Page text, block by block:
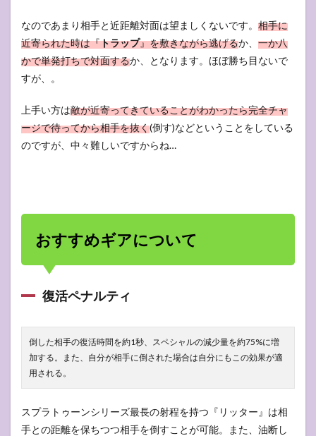
なのであまり相手と近距離対面は望ましくないです。 相手に
近寄られた時は『トラップ』を敷きながら逃げるか、 一か八
かで単発打ちで対面するか、となります。ほぼ勝ち目ないで
すが、。
上手い方は敵が近寄ってきていることがわかったら完全チャ
ージで待ってから相手を抜く(倒す)などということをしている
のですが、中々難しいですからね…
おすすめギアについて
復活ペナルティ
倒した相手の復活時間を約1秒、スペシャルの減少量を約75%に増
加する。また、自分が相手に倒された場合は自分にもこの効果が適
用される。
スプラトゥーンシリーズ最長の射程を持つ『リッター』は相
手との距離を保ちつつ相手を倒すことが可能。また、油断し